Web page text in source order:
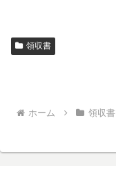
領収書
ホーム 領収書